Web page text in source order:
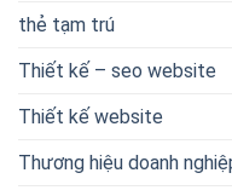
thẻ tạm trú
Thiết kế – seo website
Thiết kế website
Thương hiệu doanh